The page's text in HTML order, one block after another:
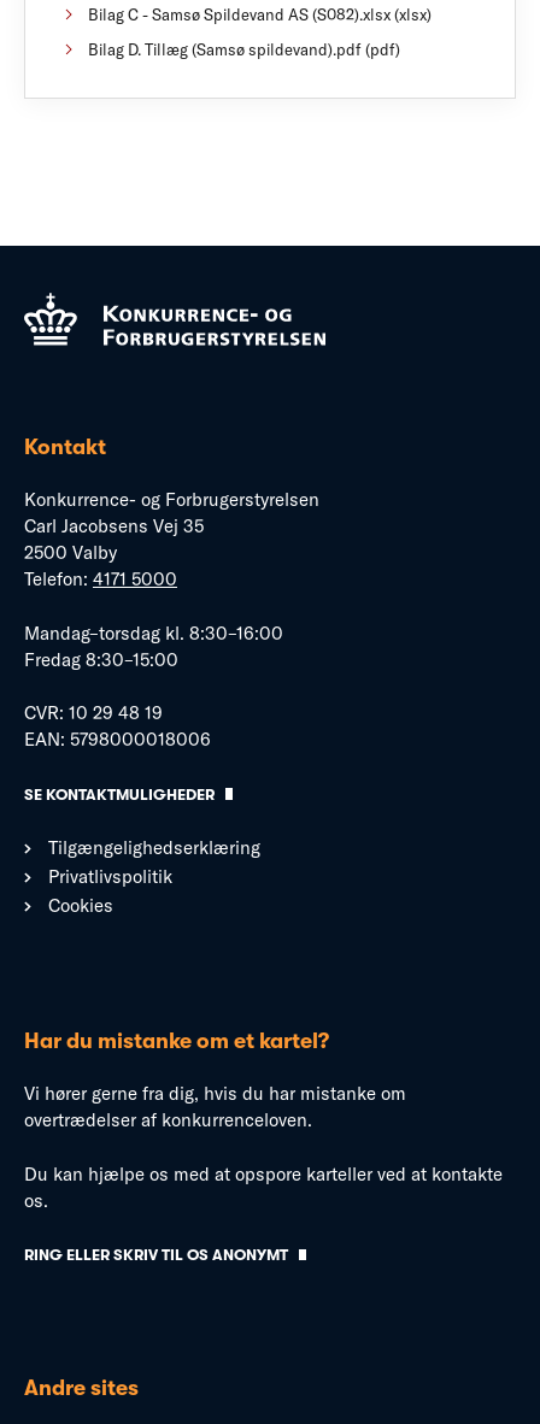
Bilag C - Samsø Spildevand AS (S082).xlsx (xlsx)
Bilag D. Tillæg (Samsø spildevand).pdf (pdf)
Kontakt
Konkurrence- og Forbrugerstyrelsen
Carl Jacobsens Vej 35
2500 Valby
Telefon: 4171 5000
Mandag–torsdag kl. 8:30–16:00
Fredag 8:30–15:00
CVR: 10 29 48 19
EAN: 5798000018006
SE KONTAKTMULIGHEDER
Tilgængelighedserklæring
Privatlivspolitik
Cookies
Har du mistanke om et kartel?
Vi hører gerne fra dig, hvis du har mistanke om
overtrædelser af konkurrenceloven.
Du kan hjælpe os med at opspore karteller ved at kontakte
os.
RING ELLER SKRIV TIL OS ANONYMT
Andre sites